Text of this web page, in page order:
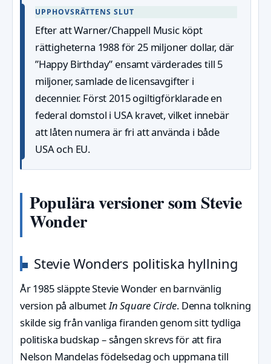
UPPHOVSRÄTTENS SLUT
Efter att Warner/Chappell Music köpt
rättigheterna 1988 för 25 miljoner dollar, där
”Happy Birthday” ensamt värderades till 5
miljoner, samlade de licensavgifter i
decennier. Först 2015 ogiltigförklarade en
federal domstol i USA kravet, vilket innebär
att låten numera är fri att använda i både
USA och EU.
Populära versioner som Stevie
Wonder
Stevie Wonders politiska hyllning
År 1985 släppte Stevie Wonder en barnvänlig
version på albumetIn Square Circle. Denna tolkning
skilde sig från vanliga firanden genom sitt tydliga
politiska budskap – sången skrevs för att fira
Nelson Mandelas födelsedag och uppmana till